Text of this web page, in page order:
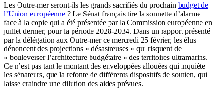
Les Outre-mer seront-ils les grands sacrifiés du prochain budget de
l’Union européenne ? Le Sénat français tire la sonnette d’alarme
face à la copie qui a été présentée par la Commission européenne en
juillet dernier, pour la période 2028-2034. Dans un rapport présenté
par la délégation aux Outre-mer ce mercredi 25 février, les élus
dénoncent des projections « désastreuses » qui risquent de
« bouleverser l’architecture budgétaire » des territoires ultramarins.
Ce n’est pas tant le montant des enveloppées allouées qui inquiète
les sénateurs, que la refonte de différents dispositifs de soutien, qui
laisse craindre une dilution des aides prévues.